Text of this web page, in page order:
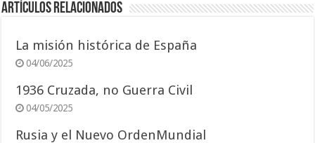
Artículos relacionados
La misión histórica de España
04/06/2025
1936 Cruzada, no Guerra Civil
04/05/2025
Rusia y el Nuevo OrdenMundial